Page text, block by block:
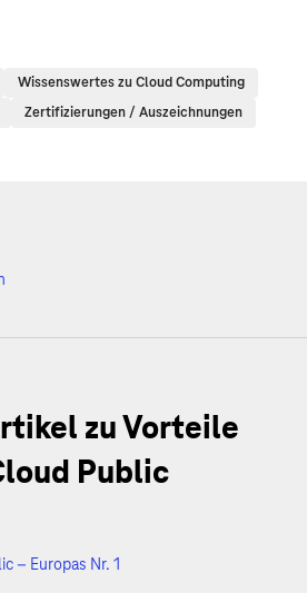
Wissenswertes zu Cloud Computing
Zertifizierungen / Auszeichnungen
zu Vorteile
Public
– Europas Nr. 1